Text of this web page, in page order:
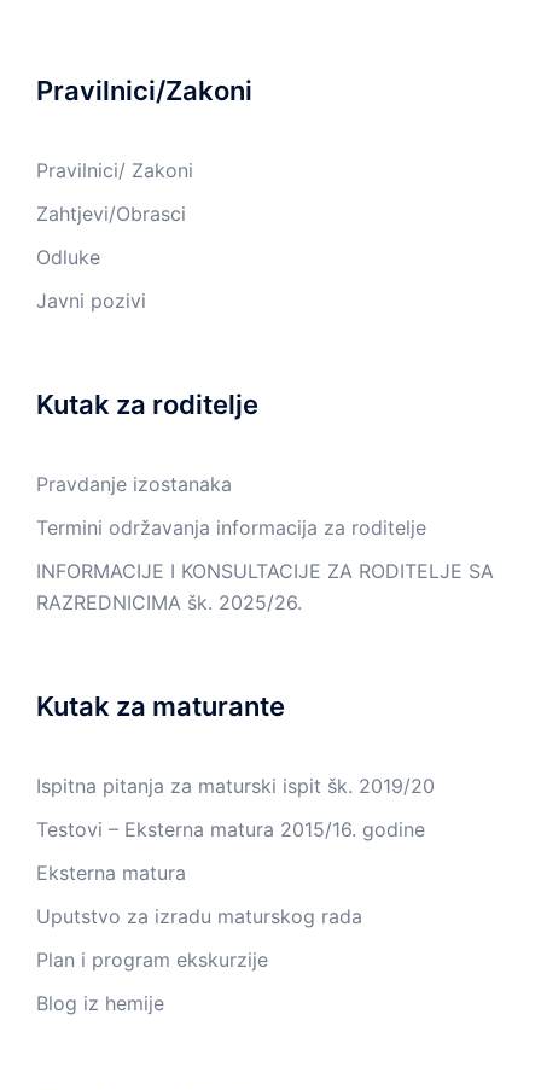
Pravilnici/Zakoni
Pravilnici/ Zakoni
Zahtjevi/Obrasci
Odluke
Javni pozivi
Kutak za roditelje
Pravdanje izostanaka
Termini održavanja informacija za roditelje
INFORMACIJE I KONSULTACIJE ZA RODITELJE SA
RAZREDNICIMA šk. 2025/26.
Kutak za maturante
Ispitna pitanja za maturski ispit šk. 2019/20
Testovi – Eksterna matura 2015/16. godine
Eksterna matura
Uputstvo za izradu maturskog rada
Plan i program ekskurzije
Blog iz hemije